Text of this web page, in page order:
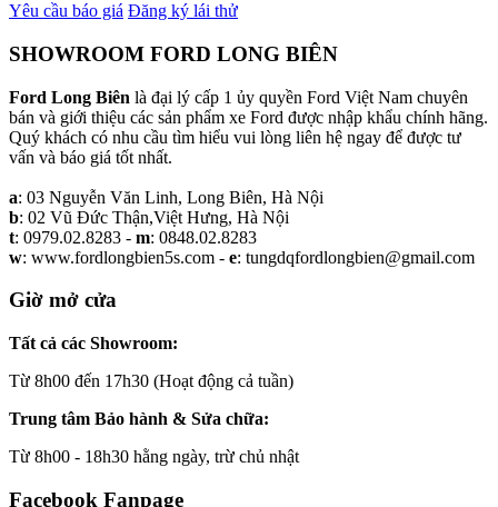
Yêu cầu báo giá Đăng ký lái thử
SHOWROOM FORD LONG BIÊN
Ford Long Biên là đại lý cấp 1 ủy quyền Ford Việt Nam chuyên
bán và giới thiệu các sản phẩm xe Ford được nhập khẩu chính hãng.
Quý khách có nhu cầu tìm hiểu vui lòng liên hệ ngay để được tư
vấn và báo giá tốt nhất.
a: 03 Nguyễn Văn Linh, Long Biên, Hà Nội
b: 02 Vũ Đức Thận,Việt Hưng, Hà Nội
t: 0979.02.8283 - m: 0848.02.8283
w: www.fordlongbien5s.com - e: tungdqfordlongbien@gmail.com
Giờ mở cửa
Tất cả các Showroom:
Từ 8h00 đến 17h30 (Hoạt động cả tuần)
Trung tâm Bảo hành & Sửa chữa:
Từ 8h00 - 18h30 hằng ngày, trừ chủ nhật
Facebook Fanpage